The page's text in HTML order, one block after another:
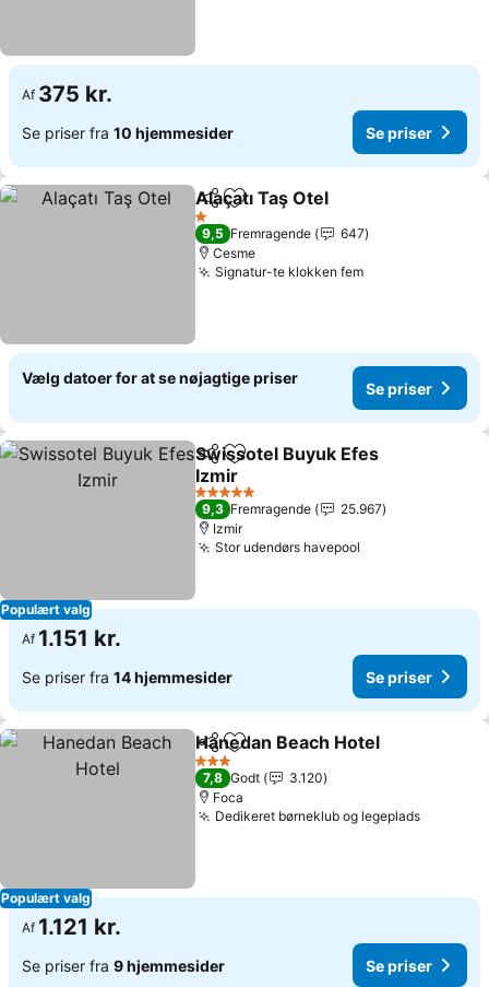
Af 375 kr.
Se priser fra 10 hjemmesider Se priser
Del Føj til favoritter
Alaçatı Taş Otel
1 Stjerner
9,5 Fremragende
647
Cesme
Signatur-te klokken femSe priser
Vælg datoer for at se nøjagtige priser
Se priser
Populært valg
Del Føj til favoritter
Swissotel Buyuk Efes
Izmir
Se priser
5 Stjerner
9,3 Fremragende
25.967
Izmir
Stor udendørs havepool
Af 1.151 kr.
Se priser fra 14 hjemmesider Se priser
Populært valg
Del Føj til favoritter
Hanedan Beach Hotel
3 Stjerner
7,8 Godt
3.120
Foca
Dedikeret børneklub og legepladsSe
Af 1.121 kr.
Se priser fra 9 hjemmesider Se priser